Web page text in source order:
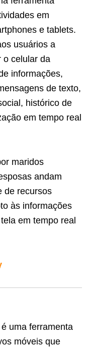
em
e tablets.
usuários a
o celular da
informações,
de texto,
histórico de
em tempo real
maridos
andam
de recursos
às informações
em tempo real
uma ferramenta
móveis que